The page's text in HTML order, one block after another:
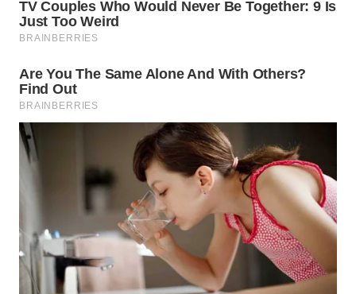
MASYARAKAT
KELISTRIKAN
WALINKI
ID
MAWAKA
PLN
WATCH